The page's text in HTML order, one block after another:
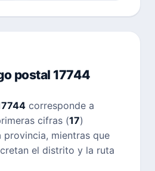
postal 17744
corresponde a
cifras (17)
provincia, mientras que
el distrito y la ruta